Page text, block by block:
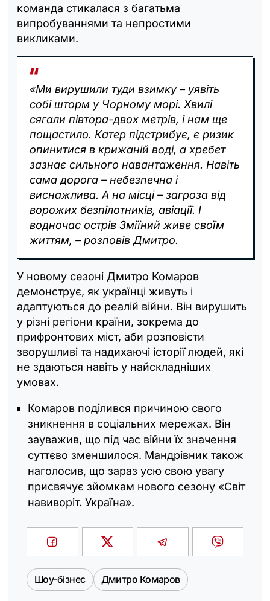
команда стикалася з багатьма
випробуваннями та непростими
викликами.
«Ми вирушили туди взимку – уявіть
собі шторм у Чорному морі. Хвилі
сягали півтора-двох метрів, і нам ще
пощастило. Катер підстрибує, є ризик
опинитися в крижаній воді, а хребет
зазнає сильного навантаження. Навіть
сама дорога – небезпечна і
виснажлива. А на місці – загроза від
ворожих безпілотників, авіації. І
водночас острів Зміїний живе своїм
життям, – розповів Дмитро.
У новому сезоні Дмитро Комаров
демонструє, як українці живуть і
адаптуються до реалій війни. Він вирушить
у різні регіони країни, зокрема до
прифронтових міст, аби розповісти
зворушливі та надихаючі історії людей, які
не здаються навіть у найскладніших
умовах.
Комаров поділився причиною свого
зникнення в соціальних мережах. Він
зауважив, що під час війни їх значення
суттєво зменшилося. Мандрівник також
наголосив, що зараз усю свою увагу
присвячує зйомкам нового сезону «Світ
навиворіт. Україна».
Шоу-бізнес Дмитро Комаров